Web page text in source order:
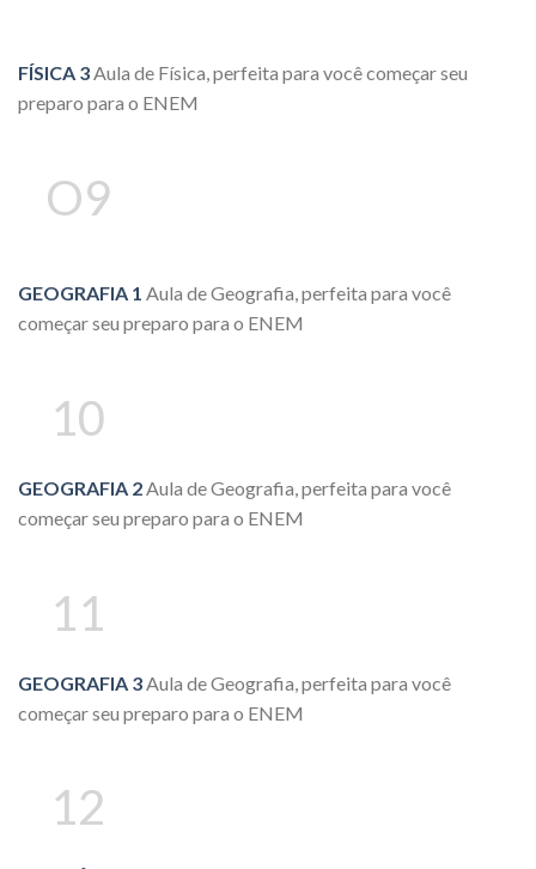
FÍSICA 3Aula de Física, perfeita para você começar seu
preparo para o ENEM
O9
GEOGRAFIA 1 Aula de Geografia, perfeita para você
começar seu preparo para o ENEM
10
GEOGRAFIA 2Aula de Geografia, perfeita para você
começar seu preparo para o ENEM
11
GEOGRAFIA 3 Aula de Geografia, perfeita para você
começar seu preparo para o ENEM
12